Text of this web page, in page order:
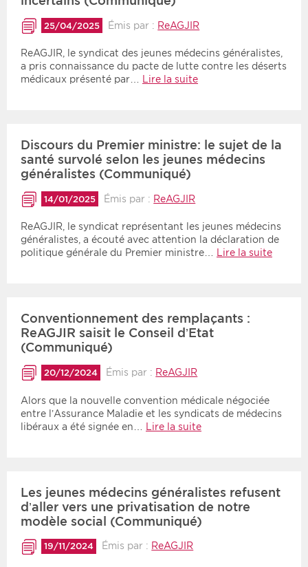
25/04/2025 Émis par : ReAGJIR
ReAGJIR, le syndicat des jeunes médecins généralistes,
a pris connaissance du pacte de lutte contre les déserts
médicaux présenté par…
Lire la suite
Discours du Premier ministre: le sujet de la
santé survolé selon les jeunes médecins
généralistes (Communiqué)
14/01/2025 Émis par : ReAGJIR
ReAGJIR, le syndicat représentant les jeunes médecins
généralistes, a écouté avec attention la déclaration de
politique générale du Premier ministre… Lire la suite
Conventionnement des remplaçants :
ReAGJIR saisit le Conseil d’Etat
(Communiqué)
20/12/2024 Émis par : ReAGJIR
Alors que la nouvelle convention médicale négociée
entre l’Assurance Maladie et les syndicats de médecins
libéraux a été signée en…
Lire la suite
Les jeunes médecins généralistes refusent
d’aller vers une privatisation de notre
modèle social (Communiqué)
19/11/2024 Émis par : ReAGJIR